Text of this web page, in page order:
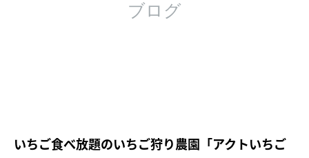
ブログ
いちご食べ放題のいちご狩り農園「アクトいちご